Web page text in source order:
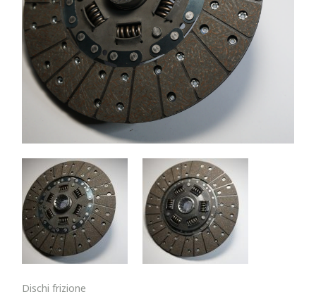
Dischi frizione